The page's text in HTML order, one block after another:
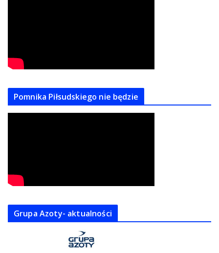
Pomnika Piłsudskiego nie będzie
Grupa Azoty- aktualności